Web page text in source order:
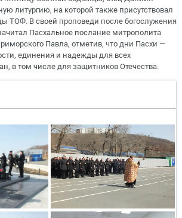
литургию, на которой также присутствовал
ТОФ. В своей проповеди после богослужения
Пасхальное послание митрополита
Павла, отметив, что дни Пасхи —
единения и надежды для всех
в том числе для защитников Отечества.